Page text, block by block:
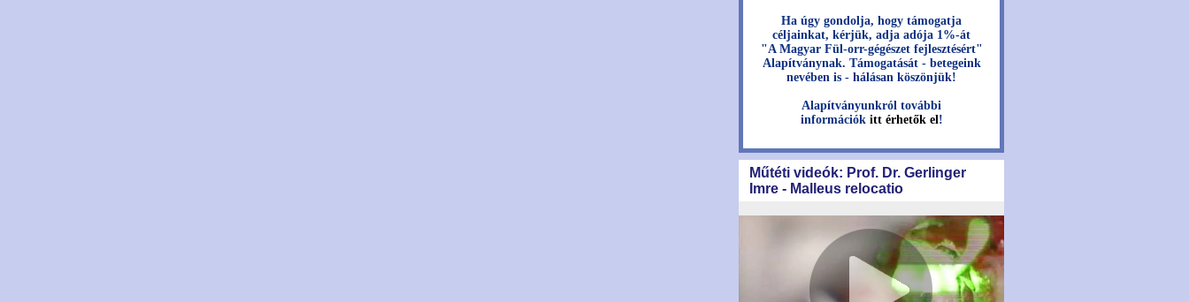
Ha úgy gondolja, hogy támogatja
céljainkat, kérjük, adja adója 1%-át
"A Magyar Fül-orr-gégészet fejlesztésért"
Alapítványnak. Támogatását - betegeink
nevében is - hálásan köszönjük!
Alapítványunkról további
információk itt érhetők el!
Műtéti videók: Prof. Dr. Gerlinger
Imre - Malleus relocatio